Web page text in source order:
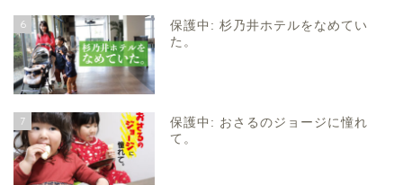
6
保護中: 杉乃井ホテルをなめてい
た。
7
保護中: おさるのジョージに憧れ
て。